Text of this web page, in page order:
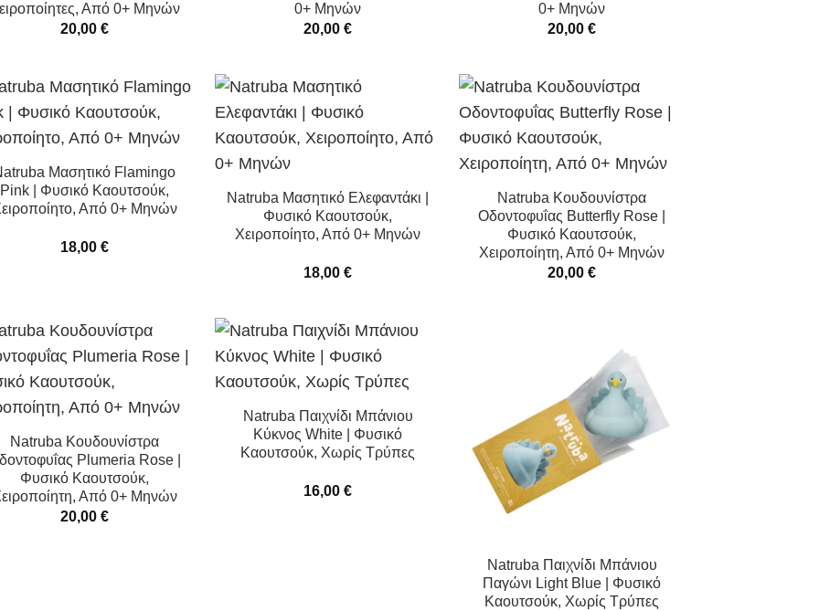
Από 0+ Μηνών
20,00 €
0+ Μηνών
20,00€
0+ Μηνών
20,00€
Μασητικό Flamingo
Pink | Φυσικό Καουτσούκ,
Από 0+ Μηνών
18,00 €
Natruba Μασητικό Ελεφαντάκι |
Φυσικό Καουτσούκ,
Χειροποίητο, Από 0+ Μηνών
18,00€
Natruba Κουδουνίστρα
Οδοντοφυΐας Butterfly Rose |
Φυσικό Καουτσούκ,
Χειροποίητη, Από 0+ Μηνών
20,00€
Natruba Κουδουνίστρα
Plumeria Rose |
Φυσικό Καουτσούκ,
Από 0+ Μηνών
20,00 €
Natruba Παιχνίδι Μπάνιου
Κύκνος White | Φυσικό
Καουτσούκ, Χωρίς Τρύπες
16,00€
Natruba Παιχνίδι Μπάνιου
Παγώνι Light Blue | Φυσικό
Καουτσούκ, Χωρίς Τρύπες